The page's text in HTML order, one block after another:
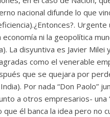
nacional difunde lo que
ni la geopolítica
La disyuntiva es Javier
como el venerable
que se quejara por
Por nada “Don Paolo”
a otros empresarios- una
él banca la idea pero no